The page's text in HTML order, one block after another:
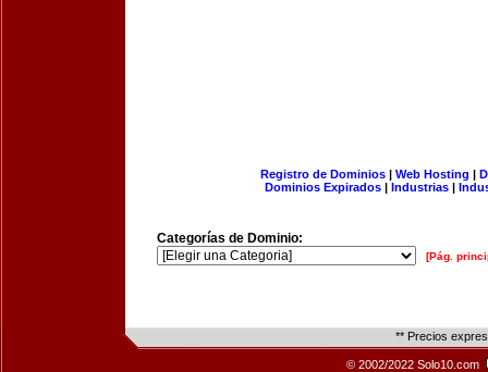
Registro de Dominios| Web Hosting |
Dominios Expirados | Industrias |
Categorías de Dominio:
[Pág.
** Precios
© 2002/2022 Solo10.com